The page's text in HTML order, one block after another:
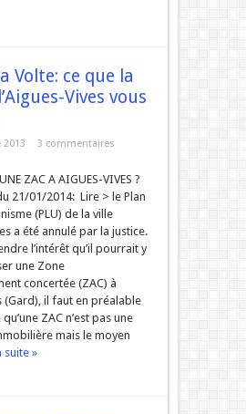
Volte: ce que la
Vives vous
3 commentaires
ZAC A AIGUES-VIVES ?
21/01/2014: Lire > le Plan
(PLU) de la ville
a été annulé par la justice.
l’intérêt qu’il pourrait y
une Zone
concertée (ZAC) à
(Gard), il faut en préalable
ZAC n’est pas une
mais le moyen
suite »